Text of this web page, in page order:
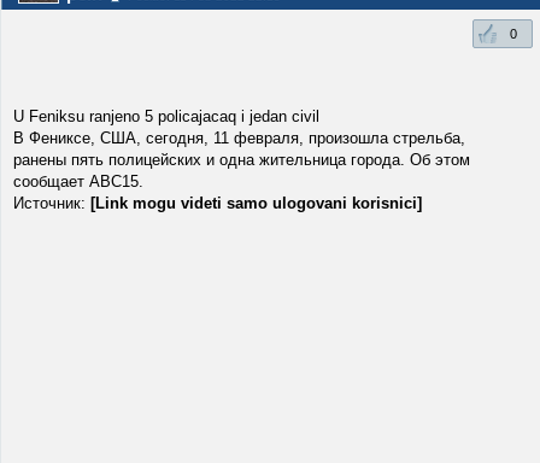
0
U Feniksu ranjeno 5 policajacaq i jedan civil
В Фениксе, США, сегодня, 11 февраля, произошла стрельба,
ранены пять полицейских и одна жительница города. Об этом
сообщает ABC15.
Источник: [Link mogu videti samo ulogovani korisnici]